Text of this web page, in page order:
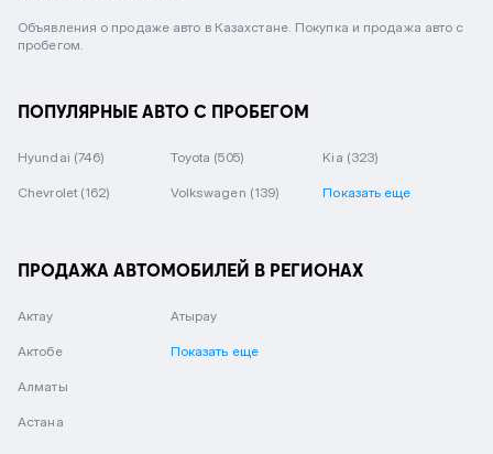
Объявления о продаже авто в Казахстане. Покупка и продажа авто с
пробегом.
ПОПУЛЯРНЫЕ АВТО С ПРОБЕГОМ
Hyundai (746) Toyota (505) Kia (323)
Chevrolet (162) Volkswagen (139) Показать еще
ПРОДАЖА АВТОМОБИЛЕЙ В РЕГИОНАХ
Актау
Актобе
Алматы
Астана
Атырау
Показать еще